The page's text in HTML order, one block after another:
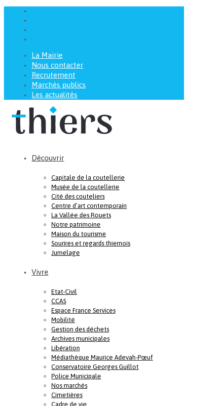
La Mairie
Nous contacter
Recrutement
Marchés publics
Les actualités
Découvrir
Capitale de la coutellerie
Musée de la coutellerie
Cité des couteliers
Centre d’art contemporain
La Vallée des Rouets
Notre patrimoine
Maison du tourisme
Sourires et regards thiernois
Jumelage
Vivre
Etat-Civil
CCAS
Espace France Services
Mobilité
Gestion des déchets
Archives municipales
Libération
Médiathèque Maurice Adevah-Pœuf
Conservatoire Georges Guillot
Police Municipale
Nos marchés
Cimetières
Cadre de vie